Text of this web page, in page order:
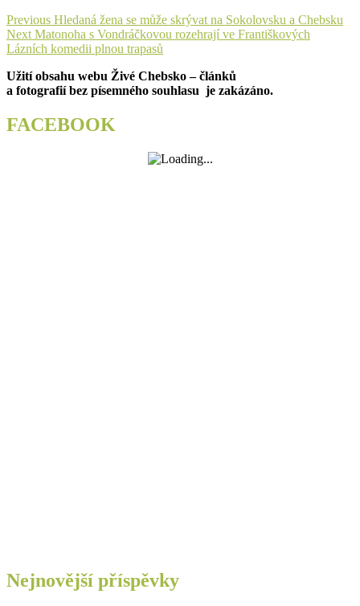
Navigace
pro
příspěvek
Previous Previous
post:
Hledaná žena se může skrývat na Sokolovsku a Chebsku
Next Next
post:
Matonoha s Vondráčkovou rozehrají ve Františkových
Lázních komedii plnou trapasů
Užití obsahu webu Živé Chebsko – článků
a fotografií bez písemného souhlasu je zakázáno.
FACEBOOK
Nejnovější příspěvky